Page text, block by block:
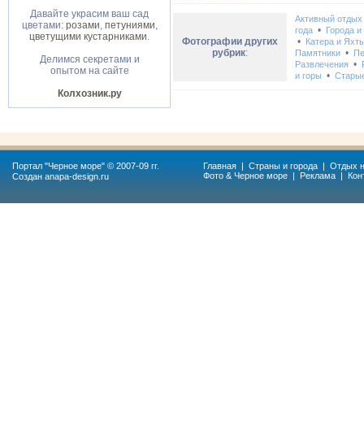
Давайте украсим ваш сад
цветами: розами, петуниями,
цветущими кустарниками.
Делимся секретами и
опытом на сайте
Колхозник.ру
Фотографии других
рубрик:
Активный отдых
года • Города
• Катера и
Памятники •
Развлечения •
и горы •
Портал "Черное море" © 2007-09 гг.
Создан anapa-design.ru
Главная | Страны и города | Отдых
Фото & Черное море | Реклама |